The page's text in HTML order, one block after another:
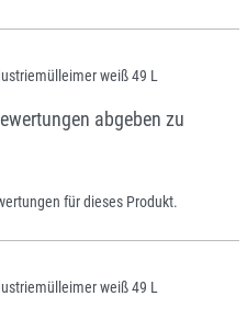
weiß 49 L
abgeben zu
für dieses Produkt.
weiß 49 L